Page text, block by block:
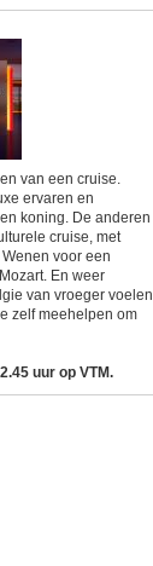
van een cruise.
ervaren en
koning. De anderen
cruise, met
voor een
En weer
van vroeger voelen
zelf meehelpen om
uur op VTM.